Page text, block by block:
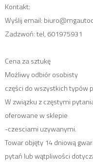
Kontakt:
Wyślij email:
Zadzwoń: tel, 601975931
Cena za sztukę
Możliwy odbiór osobisty
części do wszystkich typów
W związku z częstymi
oferowane w sklepie
-czesciami uzywanymi.
Towar objęty 14 dniową
pytań lub wątpliwości